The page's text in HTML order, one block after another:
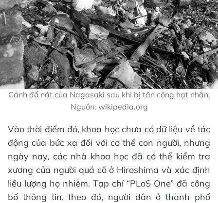
Cảnh đổ nát của Nagasaki sau khi bị tấn công hạt nhân;
Nguồn: wikipedia.org
Vào thời điểm đó, khoa học chưa có dữ liệu về tác
động của bức xạ đối với cơ thể con người, nhưng
ngày nay, các nhà khoa học đã có thể kiểm tra
xương của người quá cố ở Hiroshima và xác định
liều lượng họ nhiễm. Tạp chí “PLoS One” đã công
bố thông tin, theo đó, người dân ở thành phố